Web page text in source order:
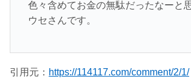
色々含めてお金の無駄だったなーと
ウセさんです。
引用元： https://114117.com/comment/2/1/